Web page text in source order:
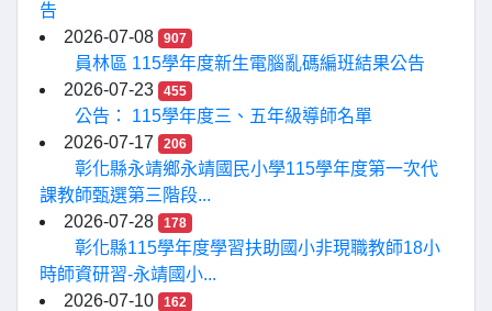
告
2026-07-08
907
員林區 115學年度新生電腦亂碼編班結果公告
2026-07-23
455
公告： 115學年度三、五年級導師名單
2026-07-17
206
彰化縣永靖鄉永靖國民小學115學年度第一次代
課教師甄選第三階段...
2026-07-28
178
彰化縣115學年度學習扶助國小非現職教師18小
時師資研習-永靖國小...
2026-07-10
162